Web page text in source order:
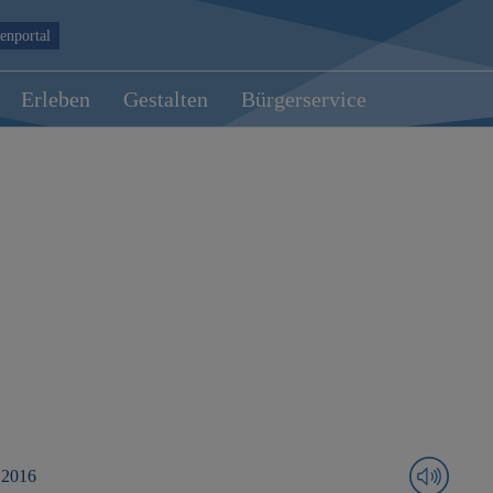
Erleben Gestalten Bürgerservice